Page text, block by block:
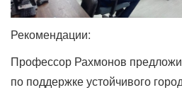
Рекомендации:
Профессор Рахмонов
по поддержке устойчивого